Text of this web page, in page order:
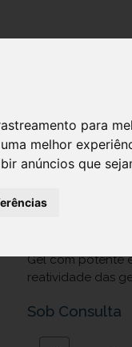
para
melhor
anúncios que
BEXIDENT
Gel com potente
reatividade das
Sob Consulta